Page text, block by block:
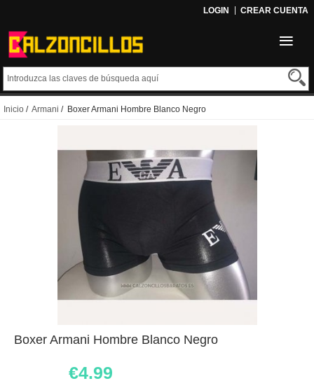
LOGIN CREAR CUENTA
Inicio / Armani / Boxer Armani Hombre Blanco Negro
Boxer Armani Hombre Blanco Negro
€4.99